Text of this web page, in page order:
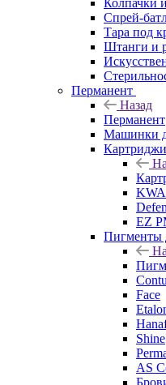
Колпачки
Спрей-
Тара под
Штанги и
Перманент
Назад
Перманент
Машинки
EZ
Пигменты
Face
Shine
AS